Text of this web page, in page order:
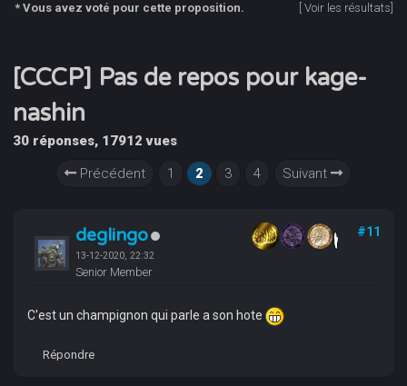
* Vous avez voté pour cette proposition. Voir les résultats
[CCCP] Pas de repos pour kage-
nashin
30 réponses, 17912 vues
Précédent
1 2 3 4 Suivant
deglingo
13-12-2020, 22:32
Senior Member
#11
C'est un champignon qui parle a son hote
Répondre